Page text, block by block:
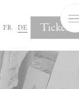
fr de Tickets